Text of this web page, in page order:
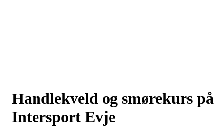
Handlekveld og smørekurs på
Intersport Evje